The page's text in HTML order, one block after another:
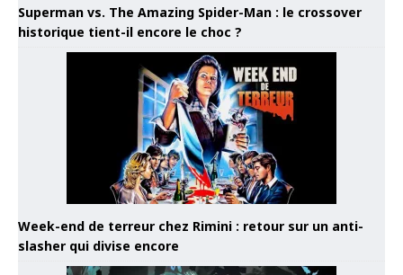
Superman vs. The Amazing Spider-Man : le crossover
historique tient-il encore le choc ?
Week-end de terreur chez Rimini : retour sur un anti-
slasher qui divise encore